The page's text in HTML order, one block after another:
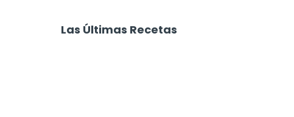
Las Últimas Recetas